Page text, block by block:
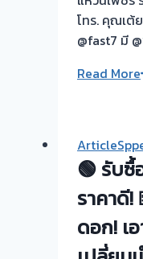
โทร. คุณเต้
@fast7 มี
Read More
🟢 รับซื้
ราคาดี!
ดอก! เ